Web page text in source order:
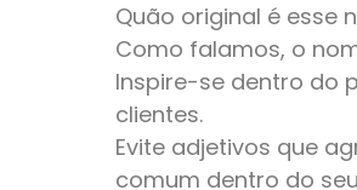
Quão original é esse
Como falamos, o
Inspire-se dentro do
clientes.
Evite adjetivos que
comum dentro do